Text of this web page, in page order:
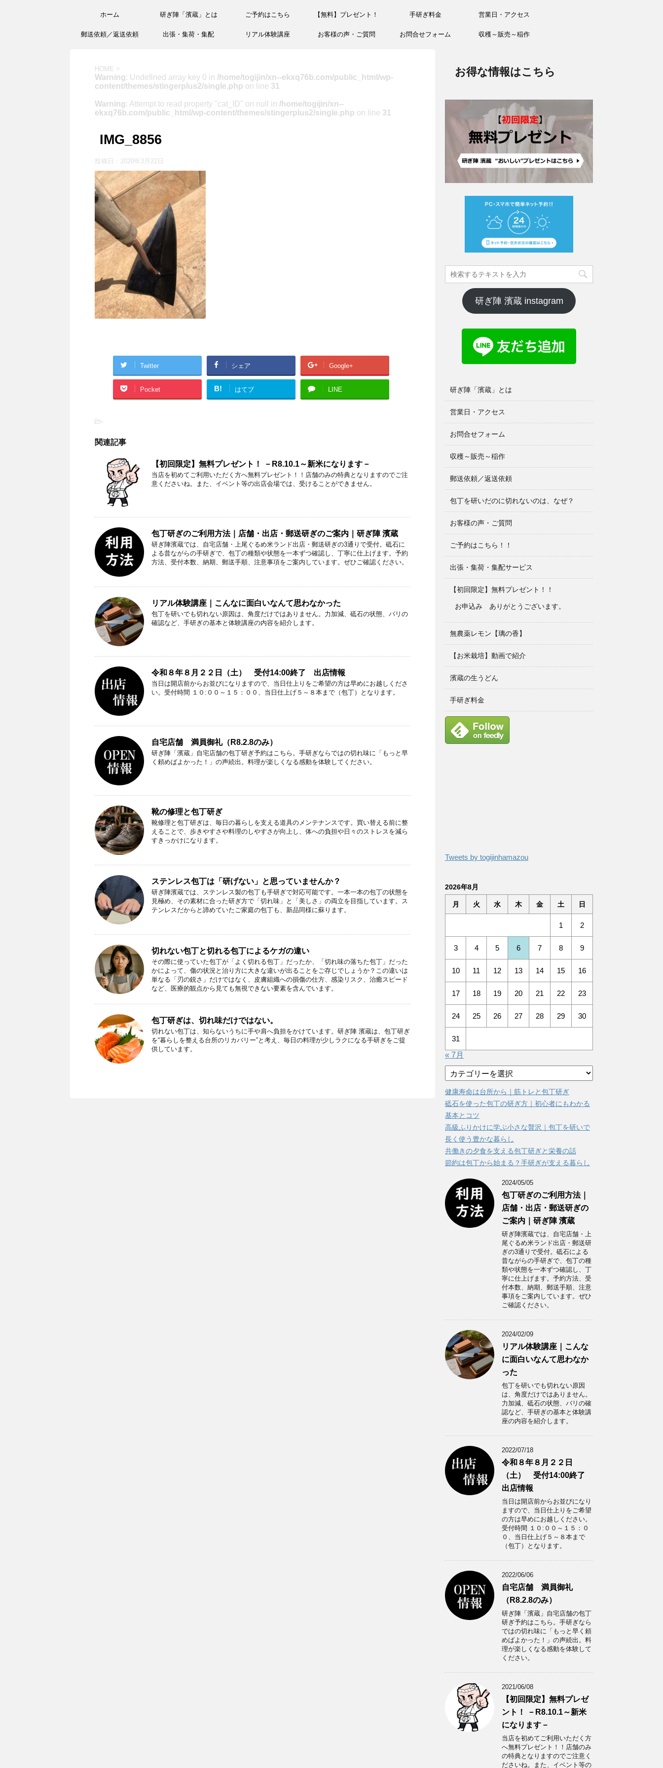
ホーム 研ぎ陣「濱蔵」とは ご予約はこちら 【無料】プレゼント！ 手研ぎ料金 営業日・アクセス
郵送依頼／返送依頼 出張・集荷・集配 リアル体験講座 お客様の声・ご質問 お問合せフォーム 収穫～販売～稲作
HOME >
Warning: Undefined array key 0 in /home/togijin/xn--ekxq76b.com/public_html/wp-
content/themes/stingerplus2/single.php on line 31
Warning: Attempt to read property "cat_ID" on null in /home/togijin/xn--
ekxq76b.com/public_html/wp-content/themes/stingerplus2/single.php on line 31
IMG_8856
投稿日： 2020年3月22日
Twitter シェア Google+
Pocket B! はてブ LINE
-
関連記事
【初回限定】無料プレゼント！ －R8.10.1～新米になります－
当店を初めてご利用いただく方へ無料プレゼント！！店舗のみの特典となりますのでご注
意くださいね。また、イベント等の出店会場では、受けることができません。
包丁研ぎのご利用方法｜店舗・出店・郵送研ぎのご案内｜研ぎ陣 濱蔵
研ぎ陣濱蔵では、自宅店舗・上尾ぐるめ米ランド出店・郵送研ぎの3通りで受付。砥石に
よる昔ながらの手研ぎで、包丁の種類や状態を一本ずつ確認し、丁寧に仕上げます。予約
方法、受付本数、納期、郵送手順、注意事項をご案内しています。ぜひご確認ください。
リアル体験講座｜こんなに面白いなんて思わなかった
包丁を研いでも切れない原因は、角度だけではありません。力加減、砥石の状態、バリの
確認など、手研ぎの基本と体験講座の内容を紹介します。
令和８年８月２２日（土） 受付14:00終了 出店情報
当日は開店前からお並びになりますので、当日仕上りをご希望の方は早めにお越しくださ
い。受付時間 １０:００～１５：００、当日仕上げ５～８本まで（包丁）となります。
自宅店舗 満員御礼（R8.2.8のみ）
研ぎ陣「濱蔵」自宅店舗の包丁研ぎ予約はこちら。手研ぎならではの切れ味に「もっと早
く頼めばよかった！」の声続出。料理が楽しくなる感動を体験してください。
靴の修理と包丁研ぎ
靴修理と包丁研ぎは、毎日の暮らしを支える道具のメンテナンスです。買い替える前に整
えることで、歩きやすさや料理のしやすさが向上し、体への負担や日々のストレスを減ら
すきっかけになります。
ステンレス包丁は「研げない」と思っていませんか？
研ぎ陣濱蔵では、ステンレス製の包丁も手研ぎで対応可能です。一本一本の包丁の状態を
見極め、その素材に合った研ぎ方で「切れ味」と「美しさ」の両立を目指しています。ス
テンレスだからと諦めていたご家庭の包丁も、新品同様に蘇ります。
切れない包丁と切れる包丁によるケガの違い
その際に使っていた包丁が「よく切れる包丁」だったか、「切れ味の落ちた包丁」だった
かによって、傷の状況と治り方に大きな違いが出ることをご存じでしょうか？この違いは
単なる「刃の鋭さ」だけではなく、皮膚組織への損傷の仕方、感染リスク、治癒スピード
など、医療的観点から見ても無視できない要素を含んでいます。
包丁研ぎは、切れ味だけではない。
切れない包丁は、知らないうちに手や肩へ負担をかけています。研ぎ陣 濱蔵は、包丁研ぎ
を“暮らしを整える台所のリカバリー”と考え、毎日の料理が少しラクになる手研ぎをご提
供しています。
お得な情報はこちら
研ぎ陣 濱蔵 instagram
研ぎ陣「濱蔵」とは
営業日・アクセス
お問合せフォーム
収穫～販売～稲作
郵送依頼／返送依頼
包丁を研いだのに切れないのは、なぜ？
お客様の声・ご質問
ご予約はこちら！！
出張・集荷・集配サービス
【初回限定】無料プレゼント！！
お申込み ありがとうございます。
無農薬レモン【璃の香】
【お米栽培】動画で紹介
濱蔵の生うどん
手研ぎ料金
Tweets by togijinhamazou
2026年8月
月 火 水 木 金 土 日
1 2
3 4 5 6 7 8 9
10 11 12 13 14 15 16
17 18 19 20 21 22 23
24 25 26 27 28 29 30
31
« 7月
テ
ゴ
リ
ー
健康寿命は台所から｜筋トレと包丁研ぎ
砥石を使った包丁の研ぎ方｜初心者にもわかる
基本とコツ
高級ふりかけに学ぶ小さな贅沢｜包丁を研いで
長く使う豊かな暮らし
共働きの夕食を支える包丁研ぎと栄養の話
節約は包丁から始まる？手研ぎが支える暮らし
2024/05/05
包丁研ぎのご利用方法｜
店舗・出店・郵送研ぎの
ご案内｜研ぎ陣 濱蔵
研ぎ陣濱蔵では、自宅店舗・上
尾ぐるめ米ランド出店・郵送研
ぎの3通りで受付。砥石による
昔ながらの手研ぎで、包丁の種
類や状態を一本ずつ確認し、丁
寧に仕上げます。予約方法、受
付本数、納期、郵送手順、注意
事項をご案内しています。ぜひ
ご確認ください。
2024/02/09
リアル体験講座｜こんな
に面白いなんて思わなか
った
包丁を研いでも切れない原因
は、角度だけではありません。
力加減、砥石の状態、バリの確
認など、手研ぎの基本と体験講
座の内容を紹介します。
2022/07/18
令和８年８月２２日
（土） 受付14:00終了
出店情報
当日は開店前からお並びになり
ますので、当日仕上りをご希望
の方は早めにお越しください。
受付時間 １０:００～１５：０
０、当日仕上げ５～８本まで
（包丁）となります。
2022/06/06
自宅店舗 満員御礼
（R8.2.8のみ）
研ぎ陣「濱蔵」自宅店舗の包丁
研ぎ予約はこちら。手研ぎなら
ではの切れ味に「もっと早く頼
めばよかった！」の声続出。料
理が楽しくなる感動を体験して
ください。
2021/06/08
【初回限定】無料プレゼ
ント！ －R8.10.1～新米
になります－
当店を初めてご利用いただく方
へ無料プレゼント！！店舗のみ
の特典となりますのでご注意く
ださいね。また、イベント等の